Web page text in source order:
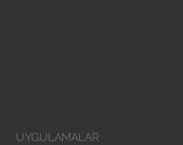
UYGULAMALAR